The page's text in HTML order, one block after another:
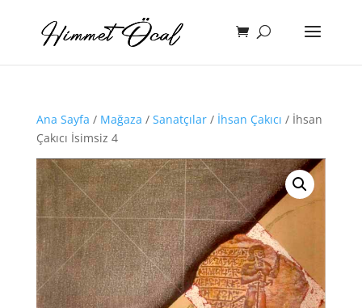
Ana Sayfa / Mağaza / Sanatçılar/ İhsan Çakıcı / İhsan
Çakıcı İsimsiz 4